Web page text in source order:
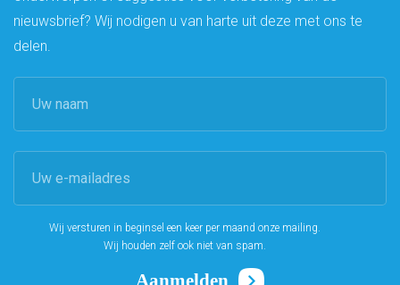
nieuwsbrief? Wij nodigen u van harte uit deze met ons te
delen.
Wij versturen in beginsel een keer per maand onze mailing.
Wij houden zelf ook niet van spam.